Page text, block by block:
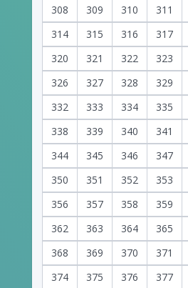
308
309 310 311
314
315 316 317
320
321 322 323
326
327 328 329
332
333 334 335
338
339 340 341
344
345 346 347
350
351 352 353
356
357 358 359
362
363 364 365
368
369 370 371
374
375 376 377